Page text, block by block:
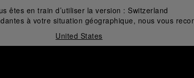
êtes en train d’utiliser la version : Switzerland
à votre situation géographique, nous vous
United States